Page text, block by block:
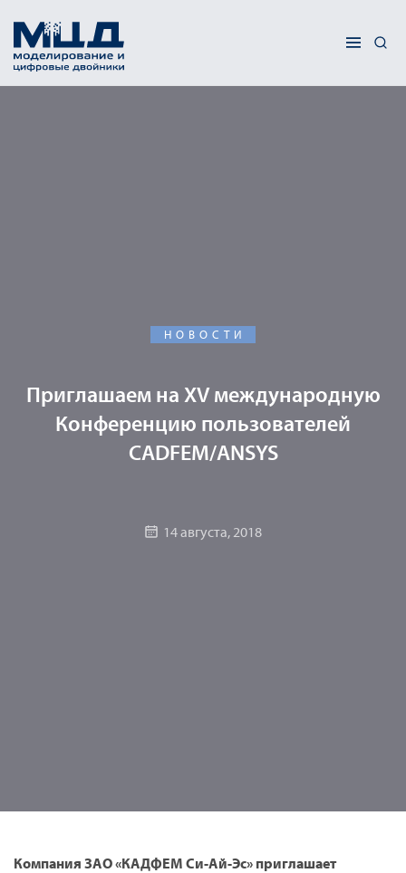
НОВОСТИ
Приглашаем на XV международную
Конференцию пользователей
CADFEM/ANSYS
14 августа, 2018
Компания ЗАО «КАДФЕМ Си-Ай-Эс» приглашает